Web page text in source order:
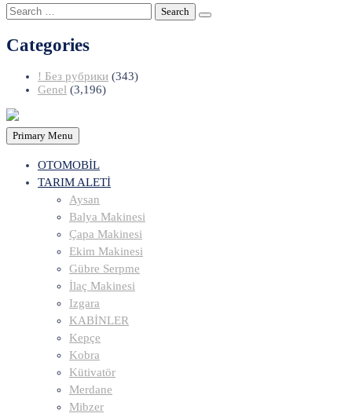
Search
for:
Categories
! Без рубрики (343)
Genel (3,196)
Primary Menu
OTOMOBİL
TARIM ALETİ
Aysan
Balya Makinesi
Çapa Makinesi
Ekim Makinesi
Gübre Serpme
İlaç Makinesi
Izgara
KABİNLER
Kepçe
Kobra
Kütivatör
Merdane
Mibzer